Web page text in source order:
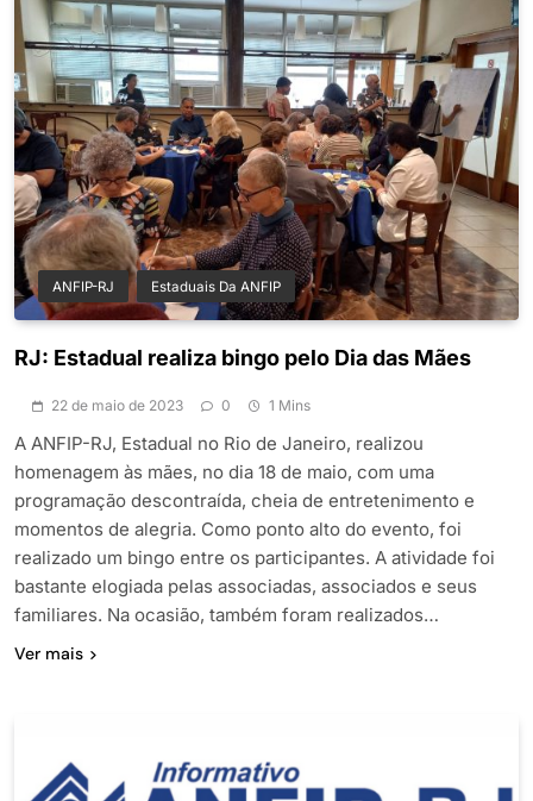
ANFIP-RJ Estaduais Da ANFIP
RJ: Estadual realiza bingo pelo Dia das Mães
22 de maio de 2023 0 1 Mins
A ANFIP-RJ, Estadual no Rio de Janeiro, realizou
homenagem às mães, no dia 18 de maio, com uma
programação descontraída, cheia de entretenimento e
momentos de alegria. Como ponto alto do evento, foi
realizado um bingo entre os participantes. A atividade foi
bastante elogiada pelas associadas, associados e seus
familiares. Na ocasião, também foram realizados…
Ver mais